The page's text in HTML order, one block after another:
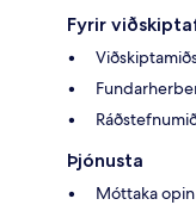
Fyrir
Þjónusta
Móttaka